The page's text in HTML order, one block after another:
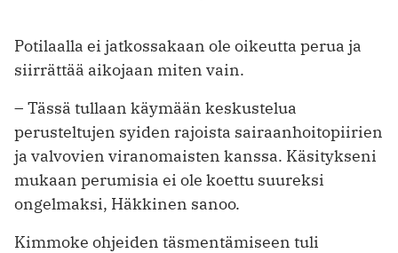
Potilaalla ei jatkossakaan ole oikeutta perua ja
siirrättää aikojaan miten vain.
– Tässä tullaan käymään keskustelua
perusteltujen syiden rajoista sairaanhoitopiirien
ja valvovien viranomaisten kanssa. Käsitykseni
mukaan perumisia ei ole koettu suureksi
ongelmaksi, Häkkinen sanoo.
Kimmoke ohjeiden täsmentämiseen tuli